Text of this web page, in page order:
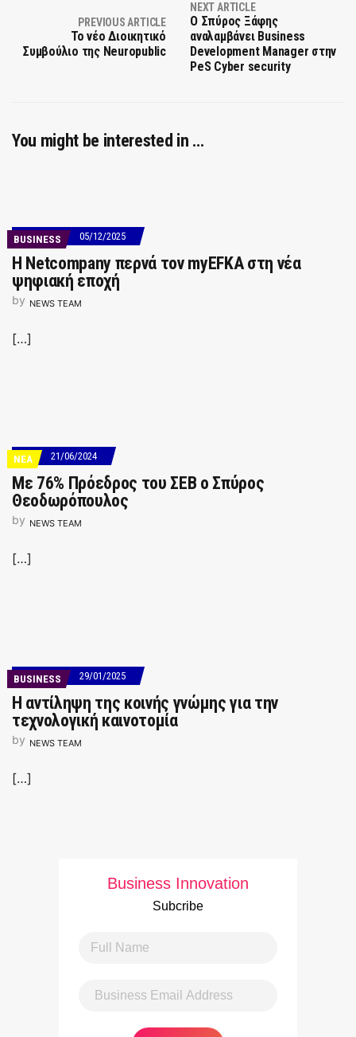
PREVIOUS ARTICLE
Το νέο Διοικητικό
Συμβούλιο της Neuropublic
NEXT ARTICLE
Ο Σπύρος Ξάφης
αναλαμβάνει Business
Development Manager στην
PeS Cyber security
You might be interested in …
BUSINESS 05/12/2025
H Netcompany περνά τον myEFKA στη νέα
ψηφιακή εποχή
by NEWS TEAM
[…]
ΝΕΑ 21/06/2024
Με 76% Πρόεδρος του ΣΕΒ ο Σπύρος
Θεοδωρόπουλος
by NEWS TEAM
[…]
BUSINESS 29/01/2025
Η αντίληψη της κοινής γνώμης για την
τεχνολογική καινοτομία
by NEWS TEAM
[…]
Business Innovation
Subcribe